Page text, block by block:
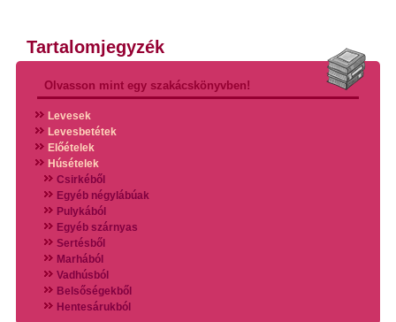
Tartalomjegyzék
Olvasson mint egy szakácskönyvben!
Levesek
Levesbetétek
Előételek
Húsételek
Csirkéből
Egyéb négylábúak
Pulykából
Egyéb szárnyas
Sertésből
Marhából
Vadhúsból
Belsőségekből
Hentesárukból